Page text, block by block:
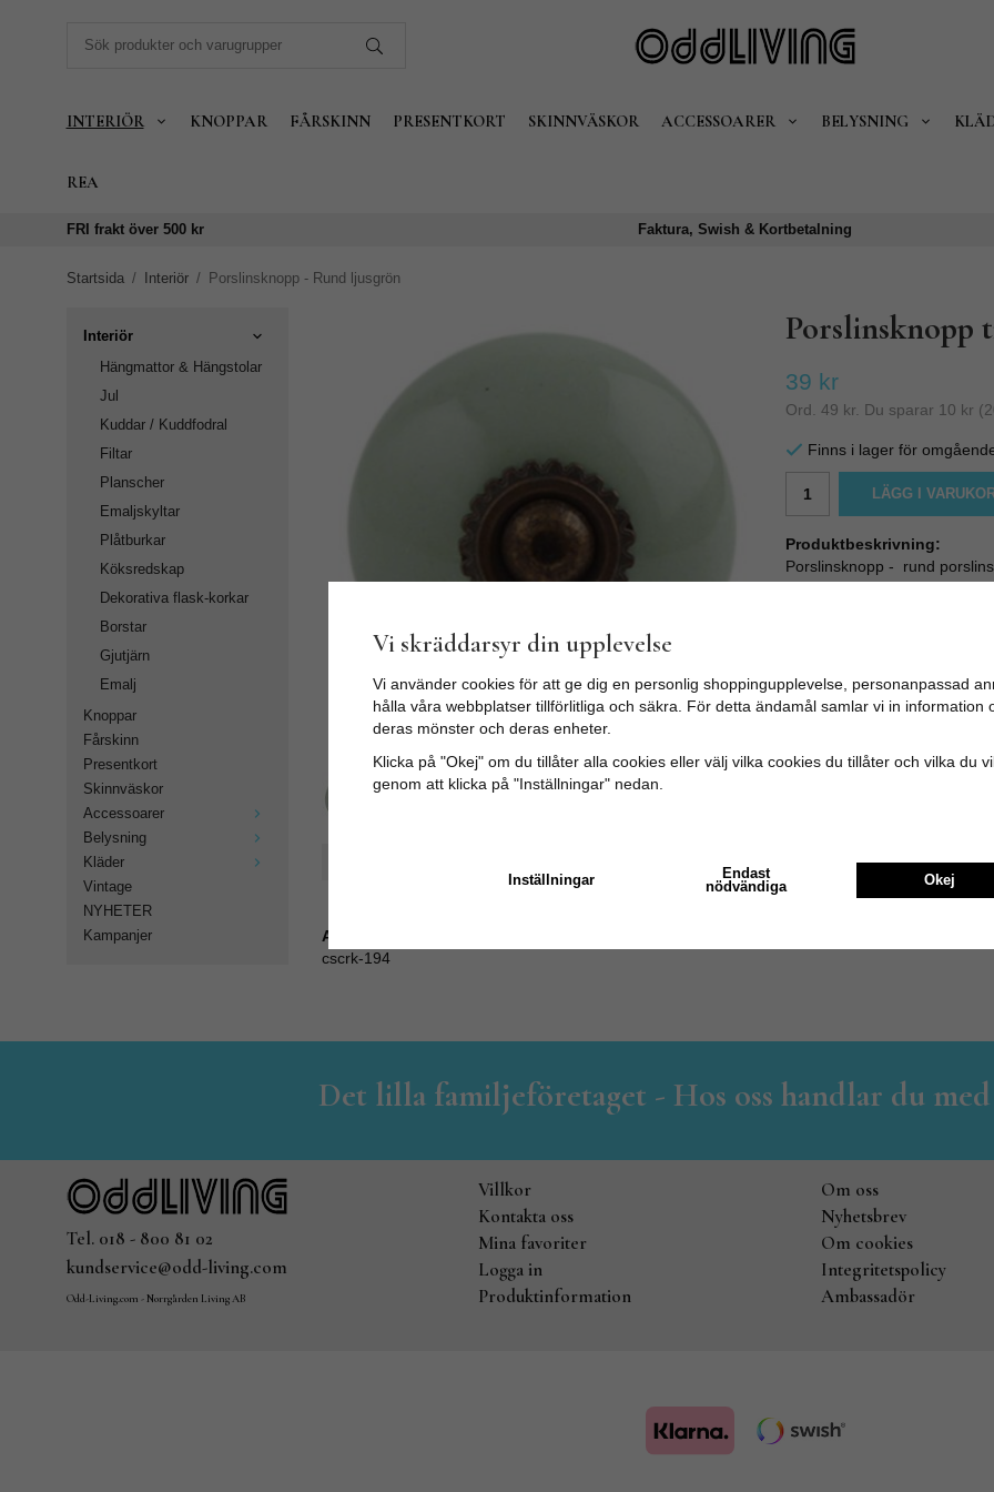
INTERIÖR KNOPPAR FÅRSKINN PRESENTKORT SKINNVÄSKOR ACCESSOARER BELYSNING
REA
FRI frakt över 500 kr Faktura, Swish & Kortbetalning
Startsida / Interiör / Porslinsknopp - Rund ljusgrön
Interiör
Hängmattor & Hängstolar
Jul
Kuddar / Kuddfodral
Filtar
Planscher
Emaljskyltar
Plåtburkar
Köksredskap
Dekorativa flask-korkar
Borstar
Gjutjärn
Emalj
Knoppar
Fårskinn
Presentkort
Skinnväskor
Accessoarer
Belysning
Kläder
Vintage
NYHETER
Kampanjer
Porslinsknopp
39 kr
Ord. 49 kr. Du sparar 10 kr (
Finns i lager för
LÄGG I
Produktbeskrivning:
Porslinsknopp - rund
Att byta knopp på byrån,
Knoppens skruv är M4 och
Skruven är enkel att kapa
långt ut i bakkant av luckan
Mått:
Längd: 4cm
Artikelnummer:
cscrk-194
Det lilla familjeföretaget - Hos oss handlar du
Tel. 018 - 800 81 02
kundservice@odd-living.com
Odd-Living.com - Norrgården Living AB
Villkor
Kontakta oss
Mina favoriter
Logga in
Produktinformation
Om oss
Nyhetsbrev
Om cookies
Integritetspolicy
Ambassadör
Vi skräddarsyr din upplevelse
Vi använder cookies för att ge dig en personlig shoppingupplevelse, personanpassad
hålla våra webbplatser tillförlitliga och säkra. För detta ändamål samlar vi in information
deras mönster och deras enheter.
Klicka på "Okej" om du tillåter alla cookies eller välj vilka cookies du tillåter och vilka du
genom att klicka på "Inställningar" nedan.
Inställningar
Endast
nödvändiga
Okej